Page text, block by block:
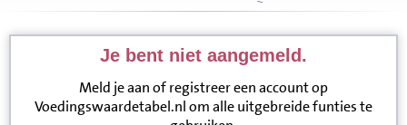
Je bent niet aangemeld.
Meld je aan of registreer een account op
Voedingswaardetabel.nl om alle uitgebreide funties te